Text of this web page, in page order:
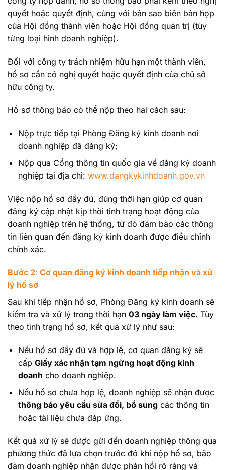
quyết hoặc quyết định, cùng với bản sao biên bản họp
của Hội đồng thành viên hoặc Hội đồng quản trị (tùy
từng loại hình doanh nghiệp).
Đối với công ty trách nhiệm hữu hạn một thành viên,
hồ sơ cần có nghị quyết hoặc quyết định của chủ sở
hữu công ty.
Hồ sơ thông báo có thể nộp theo hai cách sau:
Nộp trực tiếp tại Phòng Đăng ký kinh doanh nơi
doanh nghiệp đã đăng ký;
Nộp qua Cổng thông tin quốc gia về đăng ký doanh
nghiệp tại địa chỉ: www.dangkykinhdoanh.gov.vn
Việc nộp hồ sơ đầy đủ, đúng thời hạn giúp cơ quan
đăng ký cập nhật kịp thời tình trạng hoạt động của
doanh nghiệp trên hệ thống, từ đó đảm bảo các thông
tin liên quan đến đăng ký kinh doanh được điều chỉnh
chính xác.
Bước 2: Cơ quan đăng ký kinh doanh tiếp nhận và xử
lý hồ sơ
Sau khi tiếp nhận hồ sơ, Phòng Đăng ký kinh doanh sẽ
kiểm tra và xử lý trong thời hạn 03 ngày làm việc. Tùy
theo tình trạng hồ sơ, kết quả xử lý như sau:
Nếu hồ sơ đầy đủ và hợp lệ, cơ quan đăng ký sẽ
cấp Giấy xác nhận tạm ngừng hoạt động kinh
doanh cho doanh nghiệp.
Nếu hồ sơ chưa hợp lệ, doanh nghiệp sẽ nhận được
thông báo yêu cầu sửa đổi, bổ sungcác thông tin
hoặc tài liệu chưa đáp ứng.
Kết quả xử lý sẽ được gửi đến doanh nghiệp thông qua
phương thức đã lựa chọn trước đó khi nộp hồ sơ, bảo
đảm doanh nghiệp nhận được phản hồi rõ ràng và